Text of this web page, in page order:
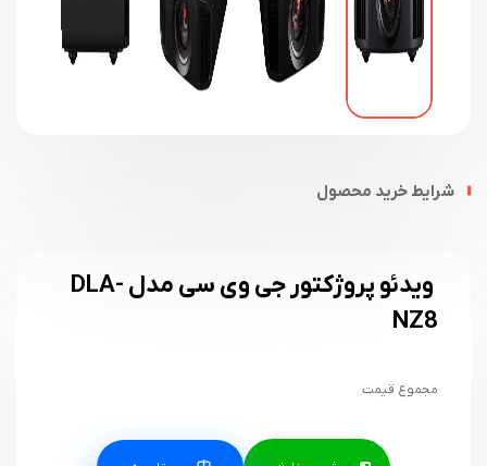
شرایط خرید محصول
ویدئو پروژکتور جی وی سی مدل DLA-
NZ8
مجموع قیمت